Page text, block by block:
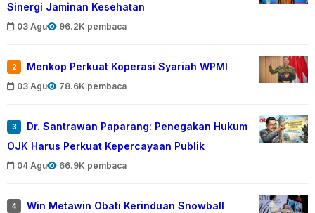
Sinergi Jaminan Kesehatan
03 Agu 96.2K pembaca
2 Menkop Perkuat Koperasi Syariah WPMI
03 Agu 78.6K pembaca
3
Dr. Santrawan Paparang: Penegakan Hukum
OJK Harus Perkuat Kepercayaan Publik
04 Agu 66.9K pembaca
4
Win Metawin Obati Kerinduan Snowball